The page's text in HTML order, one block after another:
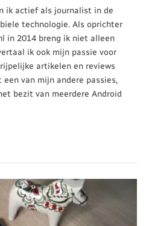
ik actief als journalist in de
technologie. Als oprichter
in 2014 breng ik niet alleen
ik ook mijn passie voor
artikelen en reviews
een van mijn andere passies,
bezit van meerdere Android